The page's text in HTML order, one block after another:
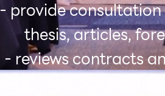
- provide
thesis, articles,
- reviews contracts
offer